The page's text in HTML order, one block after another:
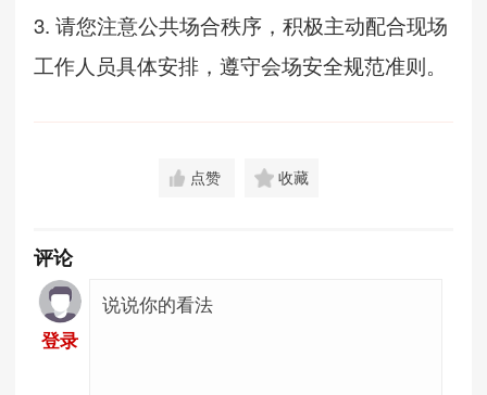
3.请您注意公共场合秩序，积极主动配合现场
工作人员具体安排，遵守会场安全规范准则。
点赞 收藏
评论
登录